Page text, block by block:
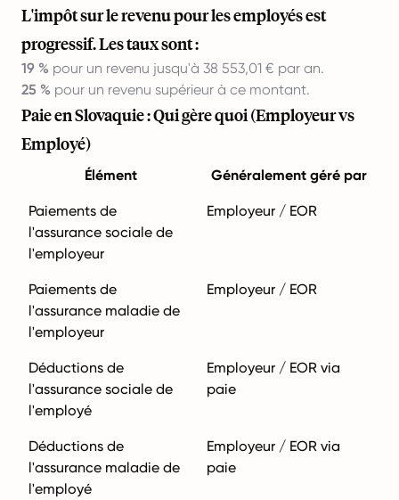
L'impôt sur le revenu pour les employés est
progressif. Les taux sont :
19 % pour un revenu jusqu'à 38 553,01 € par an.
25 % pour un revenu supérieur à ce montant.
Paie en Slovaquie : Qui gère quoi (Employeur vs
Employé)
Élément Généralement géré par
Paiements de
l'assurance sociale de
l'employeur
Employeur / EOR
Paiements de
l'assurance maladie de
l'employeur
Employeur / EOR
Déductions de
l'assurance sociale de
l'employé
Employeur / EOR via
paie
Déductions de
l'assurance maladie de
l'employé
Employeur / EOR via
paie